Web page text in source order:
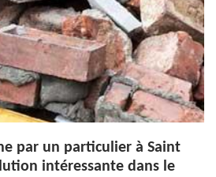
par un particulier à Saint
intéressante dans le